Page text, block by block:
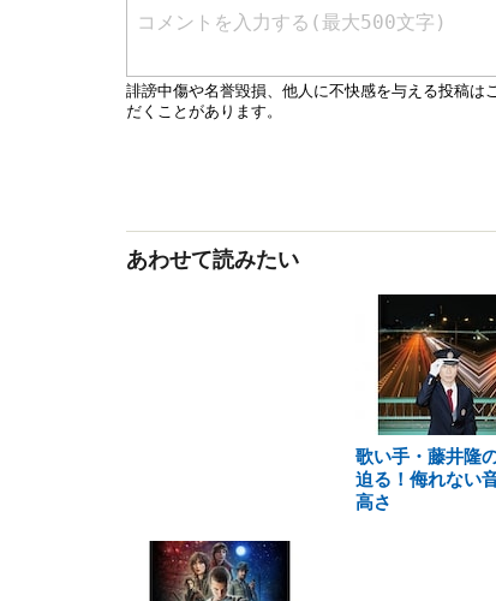
あわせて読みたい
歌い手・藤井隆
迫る！侮れない
高さ